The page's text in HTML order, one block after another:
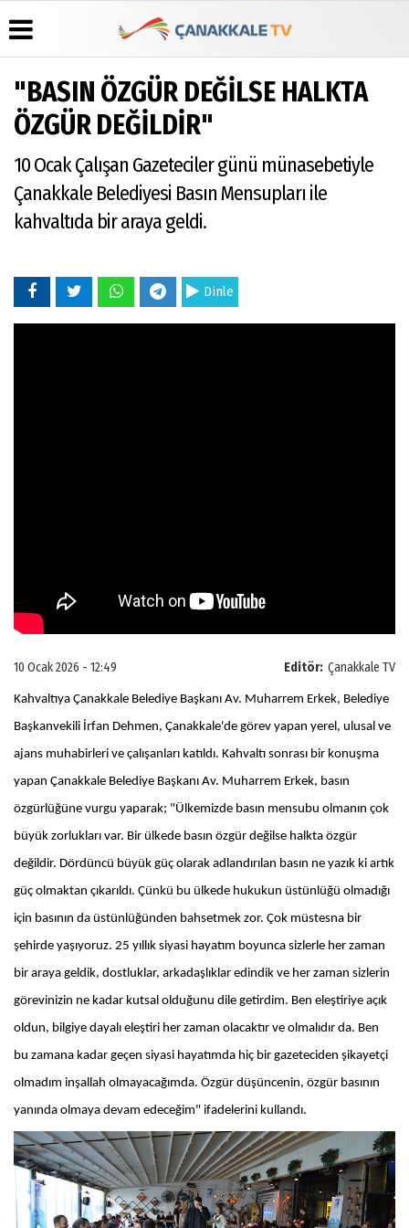
Üye Paneli
Haber
Arşivi
Gazete
Arşivi
Günün
Hava
Durumu
Manşetleri
Anketler
Biyografiler
Video
Galeri
Foto
Çerez
Politikası
Gizlilik
"BASIN ÖZGÜR DEĞİLSE HALKTA
ÖZGÜR DEĞİLDİR"
10 Ocak Çalışan Gazeteciler günü münasebetiyle
Çanakkale Belediyesi Basın Mensupları ile
kahvaltıda bir araya geldi.
Dinle
Editör: Çanakkale TV
10 Ocak 2026 - 12:49
Kahvaltıya Çanakkale Belediye Başkanı Av. Muharrem Erkek, Belediye
Başkanvekili İrfan Dehmen, Çanakkale'de görev yapan yerel, ulusal ve
ajans muhabirleri ve çalışanları katıldı. Kahvaltı sonrası bir konuşma
yapan Çanakkale Belediye Başkanı Av. Muharrem Erkek, basın
özgürlüğüne vurgu yaparak; "Ülkemizde basın mensubu olmanın çok
büyük zorlukları var. Bir ülkede basın özgür değilse halkta özgür
değildir. Dördüncü büyük güç olarak adlandırılan basın ne yazık ki artık
güç olmaktan çıkarıldı. Çünkü bu ülkede hukukun üstünlüğü olmadığı
için basının da üstünlüğünden bahsetmek zor. Çok müstesna bir
şehirde yaşıyoruz. 25 yıllık siyasi hayatım boyunca sizlerle her zaman
bir araya geldik, dostluklar, arkadaşlıklar edindik ve her zaman sizlerin
görevinizin ne kadar kutsal olduğunu dile getirdim. Ben eleştiriye açık
oldun, bilgiye dayalı eleştiri her zaman olacaktır ve olmalıdır da. Ben
bu zamana kadar geçen siyasi hayatımda hiç bir gazeteciden şikayetçi
olmadım inşallah olmayacağımda. Özgür düşüncenin, özgür basının
yanında olmaya devam edeceğim" ifadelerini kullandı.